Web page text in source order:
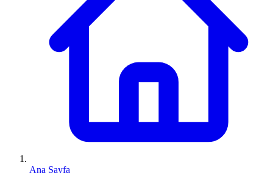
Ana Sayfa